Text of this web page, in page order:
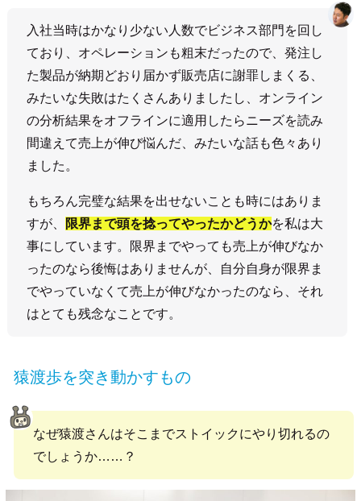
入社当時はかなり少ない人数でビジネス部門を回し
ており、オペレーションも粗末だったので、発注し
た製品が納期どおり届かず販売店に謝罪しまくる、
みたいな失敗はたくさんありましたし、オンライン
の分析結果をオフラインに適用したらニーズを読み
間違えて売上が伸び悩んだ、みたいな話も色々あり
ました。
もちろん完璧な結果を出せないことも時にはありま
すが、
限界まで頭を捻ってやったかどうかを私は大
事にしています。限界までやっても売上が伸びなか
ったのなら後悔はありませんが、自分自身が限界ま
でやっていなくて売上が伸びなかったのなら、それ
はとても残念なことです。
猿渡歩を突き動かすもの
なぜ猿渡さんはそこまでストイックにやり切れるの
でしょうか……？